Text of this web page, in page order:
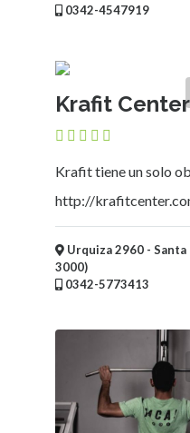
0342-4547919
Krafit Center
Krafit tiene un solo
http://
Urquiza 2960 - Santa
3000)
0342-5773413